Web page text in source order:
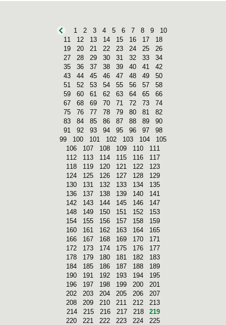
1 2 3 4 5 6 7 8 9
10
11
12 13 14 15 16 17
18
19
20 21 22 23 24 25
26
27
28 29 30 31 32 33
34
35
36 37 38 39 40 41
42
43
44 45 46 47 48 49
50
51
52 53 54 55 56 57
58
59
60 61 62 63 64 65
66
67
68 69 70 71 72 73
74
75
76 77 78 79 80 81
82
83
84 85 86 87 88 89
90
91
92 93 94 95 96 97
98
99
100 101 102 103 104
105
106
107 108 109 110
111
112
113 114 115 116
117
118
119 120 121 122
123
124
125 126 127 128
129
130
131 132 133 134
135
136
137 138 139 140
141
142
143 144 145 146
147
148
149 150 151 152
153
154
155 156 157 158
159
160
161 162 163 164
165
166
167 168 169 170
171
172
173 174 175 176
177
178
179 180 181 182
183
184
185 186 187 188
189
190
191 192 193 194
195
196
197 198 199 200
201
202
203 204 205 206
207
208
209 210 211 212
213
214
215 216 217 218
219
220
221 222 223 224
225